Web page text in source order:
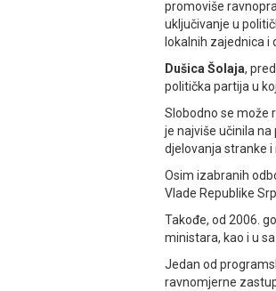
promoviše
uključivanje u
lokalnih zajednica i
Dušica Šolaja,
politička partija u
Slobodno se može
je najviše učinila
djelovanja stranke i
Osim izabranih
Vlade Republike
Takođe, od 2006.
ministara, kao i u
Јedan od
ravnomjerne